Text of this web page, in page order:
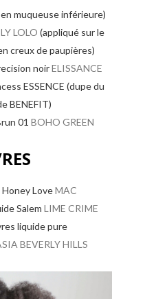
muqueuse inférieure)
LOLO (appliqué sur le
creux de paupières)
noirELISSANCE
ESSENCE (dupe du
BENEFIT)
01 BOHO GREEN
Honey LoveMAC
Salem LIME CRIME
liquide pure
BEVERLY HILLS